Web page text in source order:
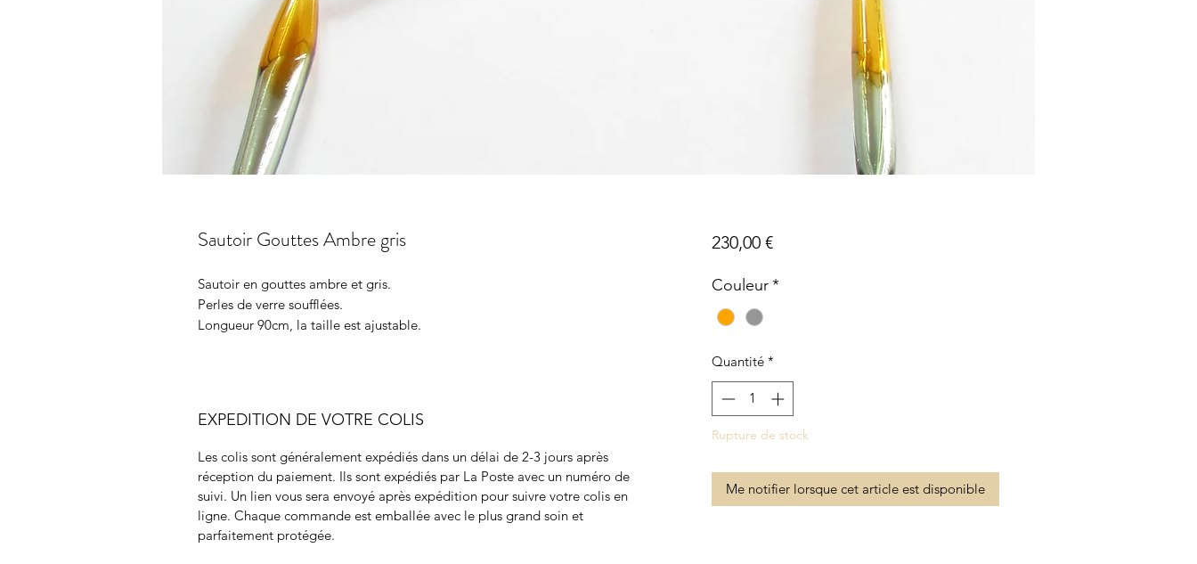
Sautoir Gouttes Ambre gris
Sautoir en gouttes ambre et gris.
Perles de verre soufflées.
Longueur 90cm, la taille est ajustable.
EXPEDITION DE VOTRE COLIS
Les colis sont généralement expédiés dans un délai de 2-3 jours après
réception du paiement. Ils sont expédiés par La Poste avec un numéro de
suivi. Un lien vous sera envoyé après expédition pour suivre votre colis en
ligne. Chaque commande est emballée avec le plus grand soin et
parfaitement protégée.
230,00 €Prix
Couleur*
Quantité *
Rupture de stock
Me notifier lorsque cet article est disponible